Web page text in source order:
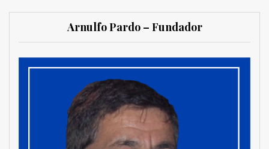
Arnulfo Pardo – Fundador